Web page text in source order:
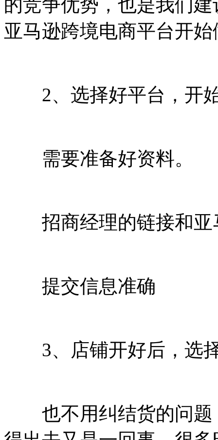
的竞争优势，也是我们
亚马逊跨境电商平台开始
2、选择好平台，开
需要准备好资料。
招商经理的链接和亚
提交信息准确
3、店铺开好后，选
也不用纠结货的问题